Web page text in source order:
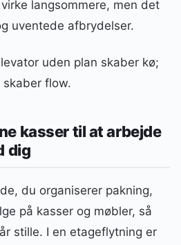
langsommere, men det
uventede afbrydelser.
uden plan skaber kø;
flow.
kasser til at arbejde
dig
du organiserer pakning,
på kasser og møbler, så
stille. I en etageflytning er